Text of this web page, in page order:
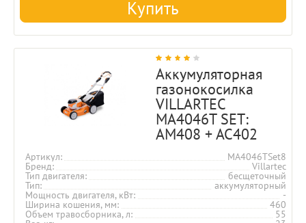
Купить
Аккумуляторная
газонокосилка
VILLARTEC
MA4046T SET:
AM408 + AC402
Артикул MA4046TSet8
Бренд Villartec
Тип двигателя бесщеточный
Тип аккумуляторный
Мощность двигателя, кВт -
Ширина кошения, мм 460
Объем травосборника, л 55